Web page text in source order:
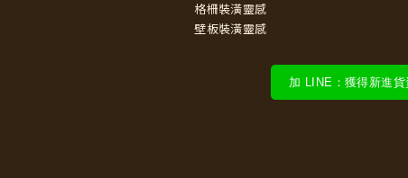
格柵裝潢靈感
壁板裝潢靈感
加 LINE：獲得新進貨